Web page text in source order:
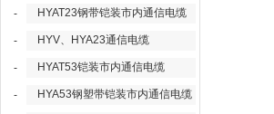
- HYAT23钢带铠装市内通信电缆
- HYV、HYA23通信电缆
- HYAT53铠装市内通信电缆
- HYA53钢塑带铠装市内通信电缆